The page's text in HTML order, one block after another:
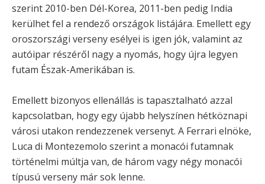
szerint 2010-ben Dél-Korea, 2011-ben pedig India
kerülhet fel a rendező országok listájára. Emellett egy
oroszországi verseny esélyei is igen jók, valamint az
autóipar részéről nagy a nyomás, hogy újra legyen
futam Észak-Amerikában is.
Emellett bizonyos ellenállás is tapasztalható azzal
kapcsolatban, hogy egy újabb helyszínen hétköznapi
városi utakon rendezzenek versenyt. A Ferrari elnöke,
Luca di Montezemolo szerint a monacói futamnak
történelmi múltja van, de három vagy négy monacói
típusú verseny már sok lenne.